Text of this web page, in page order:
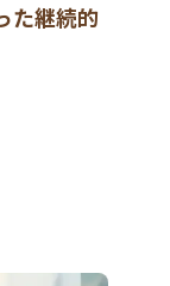
た継続的